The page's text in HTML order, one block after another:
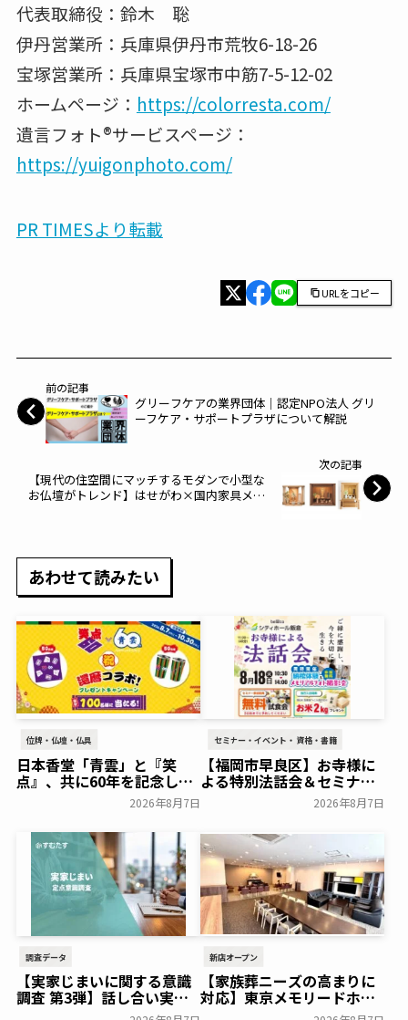
代表取締役：鈴木 聡
伊丹営業所：兵庫県伊丹市荒牧6-18-26
宝塚営業所：兵庫県宝塚市中筋7-5-12-02
ホームページ： https://colorresta.com/
遺言フォト®️サービスページ：
https://yuigonphoto.com/
PR TIMESより転載
URLをコピー
前の記事
グリーフケアの業界団体｜認定NPO法人 グリ
ーフケア・サポートプラザについて解説
次の記事
【現代の住空間にマッチするモダンで小型な
お仏壇がトレンド】はせがわ×国内家具メー
あわせて読みたい
位牌・仏壇・仏具
日本香堂「青雲」と『笑
点』、共に60年を記念した
初コラボ！オリジナルグッ
ズのプレゼントキャンペー
ンを実施～日本香堂～
一般公開
2026年8月7日
セミナー・イベント・資格・書籍
【福岡市早良区】お寺様に
よる特別法話会＆セミナー
特典「無料試食会」を8月
18日(月)にシティホール飯
倉にて開催！～ベルコ～
一般公開
2026年8月7日
調査データ
【実家じまいに関する意識
調査 第3弾】話し合い実施
率は29.5％で前回から低
新店オープン
【家族葬ニーズの高まりに
対応】東京メモリードホー
ルに貸切型家族葬空間『第